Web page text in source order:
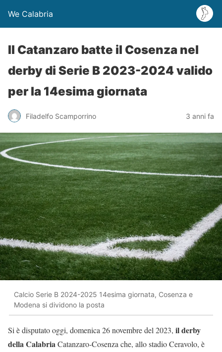
We Calabria
Il Catanzaro batte il Cosenza nel
derby di Serie B 2023-2024 valido
per la 14esima giornata
Filadelfo Scamporrino 3 anni fa
Calcio Serie B 2024-2025 14esima giornata, Cosenza e
Modena si dividono la posta
Si è disputato oggi, domenica 26 novembre del 2023, il derby
della CalabriaCatanzaro-Cosenza che, allo stadio Ceravolo, è